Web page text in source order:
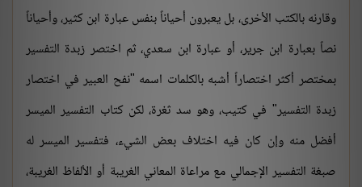
وقارنه بالكتب الأخرى، بل يعبرون أحياناً بنفس عبارة ابن كثير، وأحياناً
نصاً بعبارة ابن جرير، أو عبارة ابن سعدي، ثم اختصر زبدة التفسير
بمختصر أكثر اختصاراً أشبه بالكلمات اسمه "نفح العبير في اختصار
زبدة التفسير" في كتيب، وهو سد ثغرة، لكن كتاب التفسير الميسر
أفضل منه وإن كان فيه اختلاف بعض الشيء، فتفسير الميسر له
صبغة التفسير الإجمالي مع مراعاة المعاني الغريبة أو الألفاظ الغريبة،